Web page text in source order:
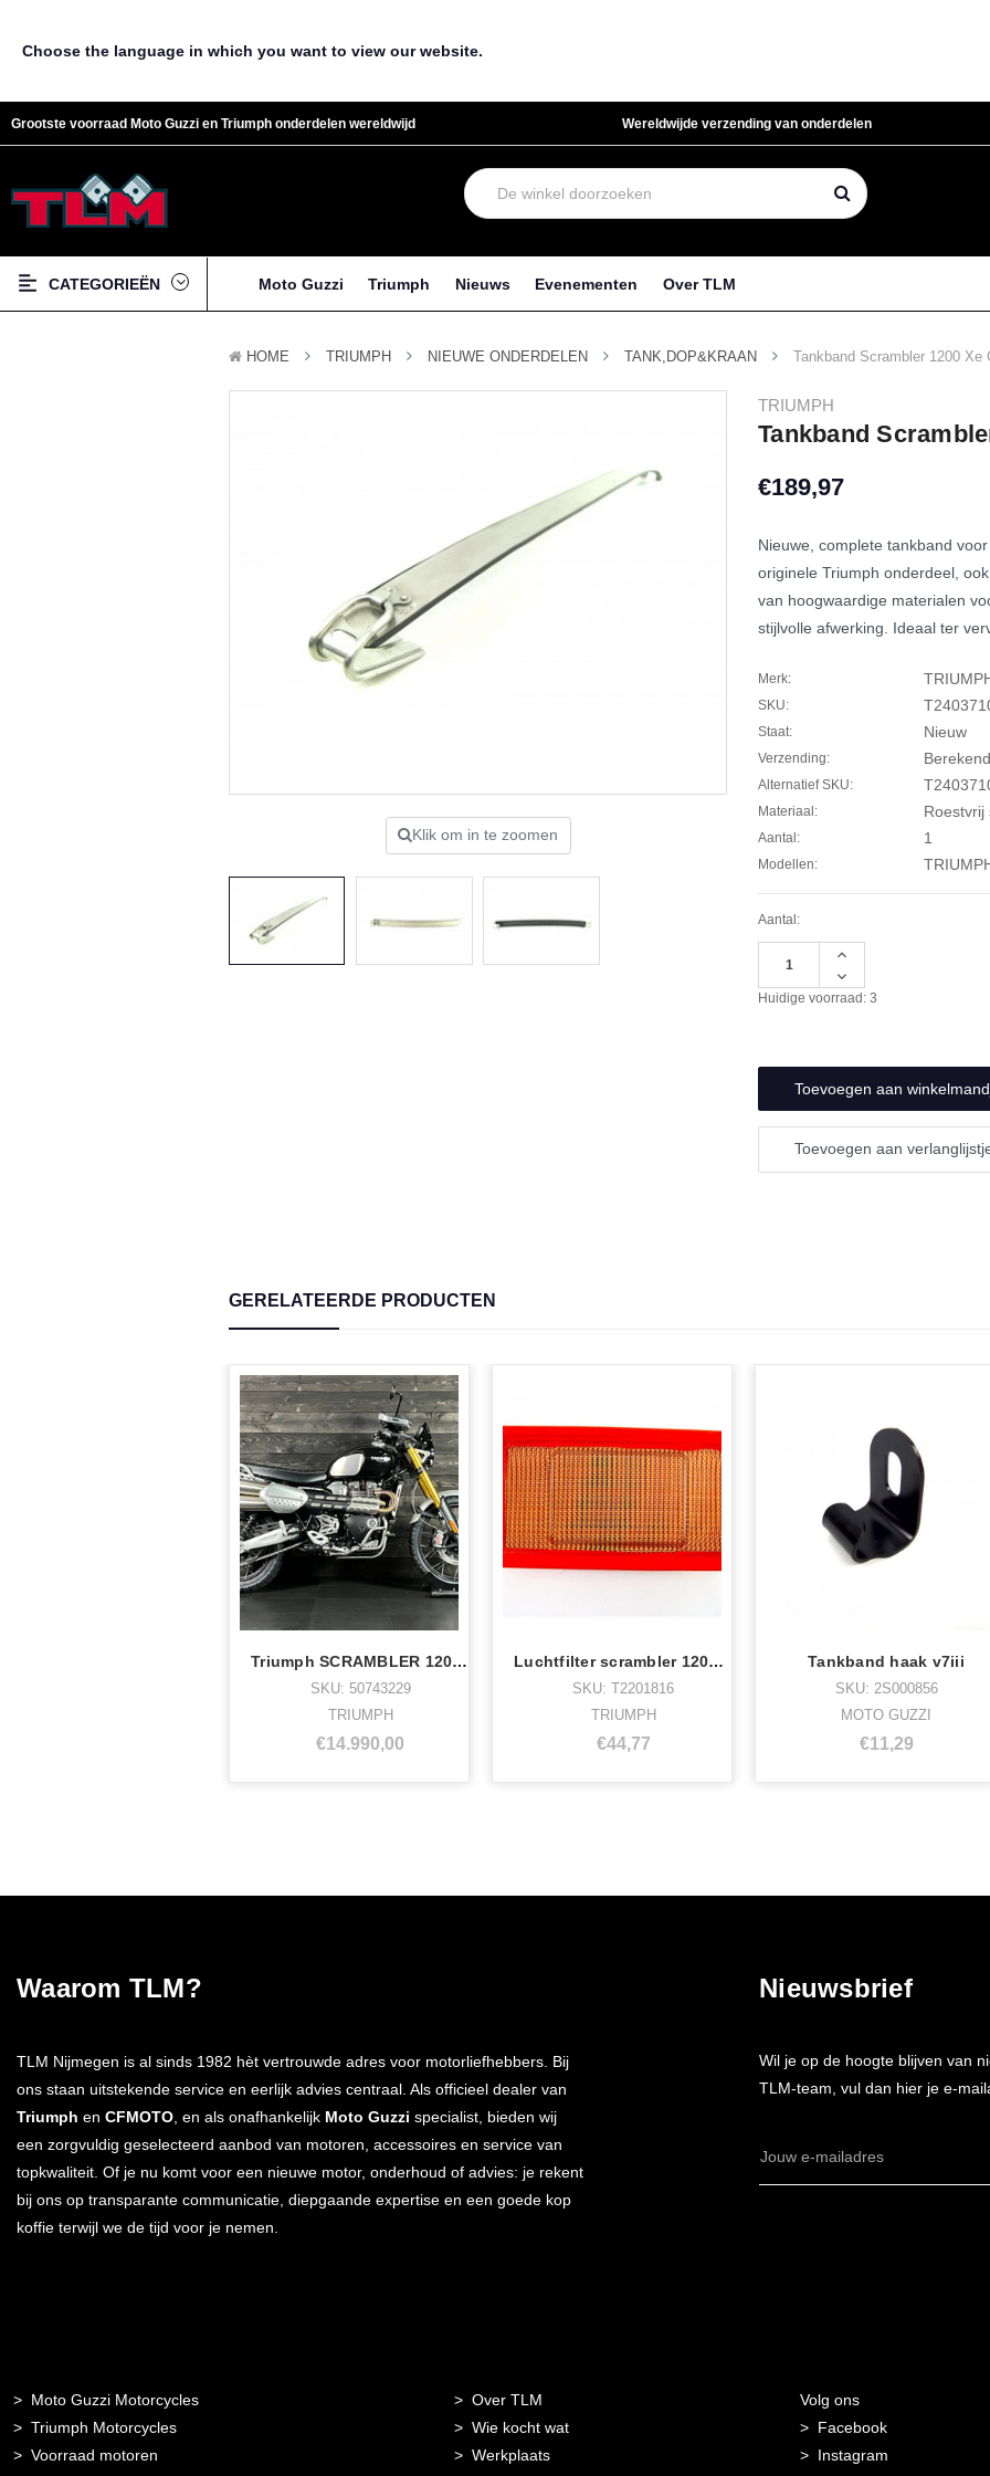
Choose the language in which you want to view our website.
Grootste voorraad Moto Guzzi en Triumph onderdelen wereldwijd Wereldwijde verzending van onderdelen
CATEGORIEËN Moto Guzzi Triumph Nieuws Evenementen Over TLM
HOME TRIUMPH NIEUWE ONDERDELEN TANK,DOP&KRAAN Tankband Scrambler 1200 Xe
Klik om in te zoomen
TRIUMPH
Tankband
€189,97
Nieuwe, complete tankband
originele Triumph onderdeel,
van hoogwaardige materialen
stijlvolle afwerking. Ideaal ter
Merk:
SKU:
Staat: Nieuw
Verzending:
Alternatief SKU:
Materiaal: Roestvrij
Aantal: 1
Modellen:
Aantal:
Hoeveelheid
van
undefined
Hoeveelheid
verlagen
van
Huidige voorraad: 3
Toevoegen aan
GERELATEERDE PRODUCTEN
Triumph SCRAMBLER 1200 XE - 50743229
SKU: 50743229
TRIUMPH
€14.990,00
Luchtfilter scrambler 1200 xc/xe/bond
SKU: T2201816
TRIUMPH
€44,77
Tankband haak v7iii
SKU: 2S000856
MOTO GUZZI
€11,29
Waarom TLM?
TLM Nijmegen is al sinds 1982 hèt vertrouwde adres voor motorliefhebbers. Bij
ons staan uitstekende service en eerlijk advies centraal. Als officieel dealer van
Triumph en CFMOTO , en als onafhankelijk Moto Guzzi specialist, bieden wij
een zorgvuldig geselecteerd aanbod van motoren, accessoires en service van
topkwaliteit. Of je nu komt voor een nieuwe motor, onderhoud of advies: je rekent
bij ons op transparante communicatie, diepgaande expertise en een goede kop
koffie terwijl we de tijd voor je nemen.
Nieuwsbrief
Wil je op de hoogte blijven van
TLM-team, vul dan hier je e-
E-
Moto Guzzi Motorcycles
Triumph Motorcycles
Voorraad motoren
Over TLM
Wie kocht wat
Werkplaats
Volg ons
Facebook
Instagram